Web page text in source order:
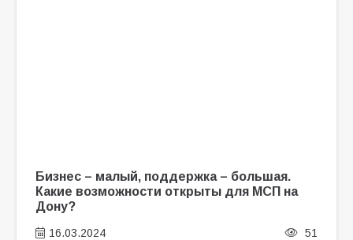
Бизнес – малый, поддержка – большая.
Какие возможности открыты для МСП на
Дону?
16.03.2024 51